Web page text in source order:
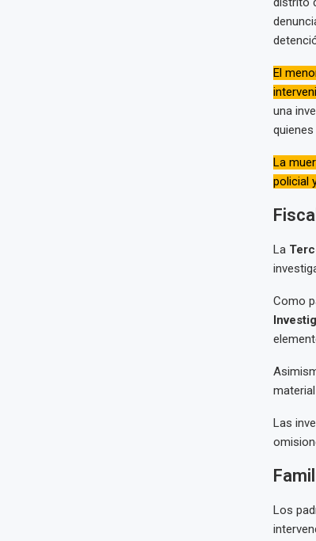
El
una
La
policial
La
Como
Las
Los